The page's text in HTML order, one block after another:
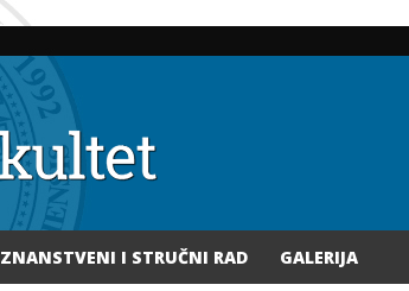
glavni
ZNANSTVENI I STRUČNI RAD GALERIJA